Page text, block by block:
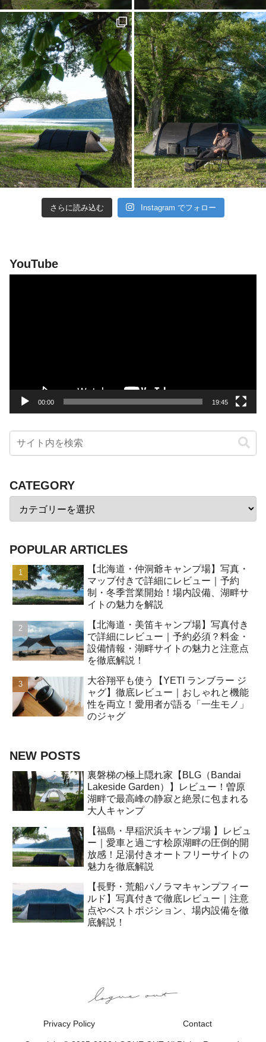
さらに読み込む Instagram でフォロー
YouTube
00:00 19:45
CATEGORY
POPULAR ARTICLES
【北海道・仲洞爺キャンプ場】写真・
マップ付きで詳細にレビュー｜予約
制・冬季営業開始！場内設備、湖畔サ
イトの魅力を解説
【北海道・美笛キャンプ場】写真付き
で詳細にレビュー｜予約必須？料金・
設備情報・湖畔サイトの魅力と注意点
を徹底解説！
大谷翔平も使う【YETI ランブラー ジ
ャグ】徹底レビュー｜おしゃれと機能
性を両立！愛用者が語る「一生モノ」
のジャグ
NEW POSTS
裏磐梯の極上隠れ家【BLG（Bandai
Lakeside Garden）】レビュー！曽原
湖畔で最高峰の静寂と絶景に包まれる
大人キャンプ
【福島・早稲沢浜キャンプ場 】レビュ
ー｜愛車と過ごす桧原湖畔の圧倒的開
放感！足湯付きオートフリーサイトの
魅力を徹底解説
【長野・荒船パノラマキャンプフィー
ルド】写真付きで徹底レビュー｜注意
点やベストポジション、場内設備を徹
底解説！
Privacy Policy Contact